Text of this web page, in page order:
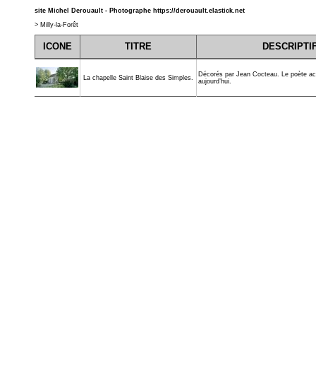
site Michel Derouault - Photographe https://derouault.elastick.net
> Milly-la-Forêt
ICONE TITRE
La chapelle Saint Blaise des Simples.
Décorés par Jean Cocteau. Le poète
aujourd’hui.